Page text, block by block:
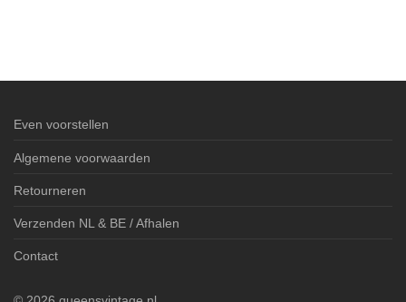
Even voorstellen
Algemene voorwaarden
Retourneren
Verzenden NL & BE / Afhalen
Contact